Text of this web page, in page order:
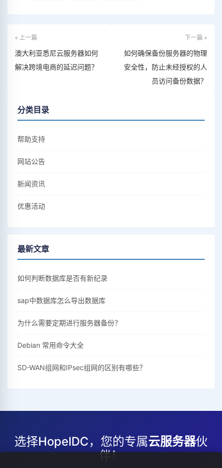
« 上一篇
澳大利亚悉尼云服务器如何
解决跨境电商的延迟问题？
下一篇 »
如何确保备份服务器的物理
安全性，防止未经授权的人
员访问备份数据？
分类目录
帮助支持
网站公告
新闻资讯
优惠活动
最新文章
如何判断数据库是否有新纪录
sap中数据库怎么导出数据库
为什么需要定期进行服务器备份？
Debian 常用命令大全
SD-WAN组网和IPsec组网的区别有哪些？
选择HopeIDC，您的专属云服务器伙
伴！